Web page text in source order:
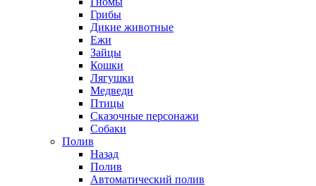
Грибы
Дикие животные
Ежи
Зайцы
Кошки
Лягушки
Медведи
Птицы
Сказочные персонажи
Собаки
Полив
Назад
Полив
Автоматический полив